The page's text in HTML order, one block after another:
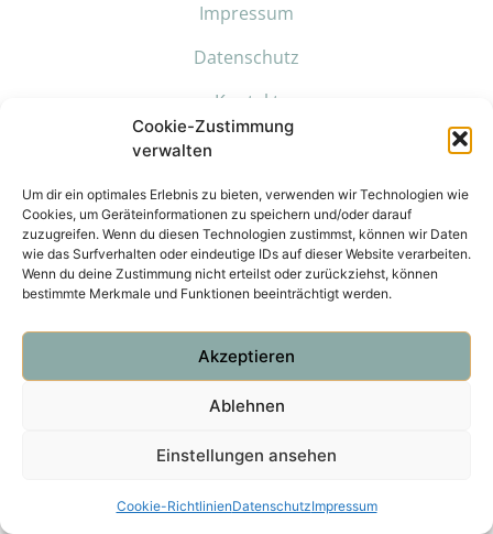
Cookie-Zustimmung
verwalten
Um dir ein optimales Erlebnis zu bieten, verwenden wir Technologien wie
Cookies, um Geräteinformationen zu speichern und/oder darauf
zuzugreifen. Wenn du diesen Technologien zustimmst, können wir Daten
wie das Surfverhalten oder eindeutige IDs auf dieser Website verarbeiten.
Wenn du deine Zustimmung nicht erteilst oder zurückziehst, können
bestimmte Merkmale und Funktionen beeinträchtigt werden.
Akzeptieren
Ablehnen
Einstellungen ansehen
Cookie-RichtlinienDatenschutzImpressum
Impressum
Datenschutz
Kontakt